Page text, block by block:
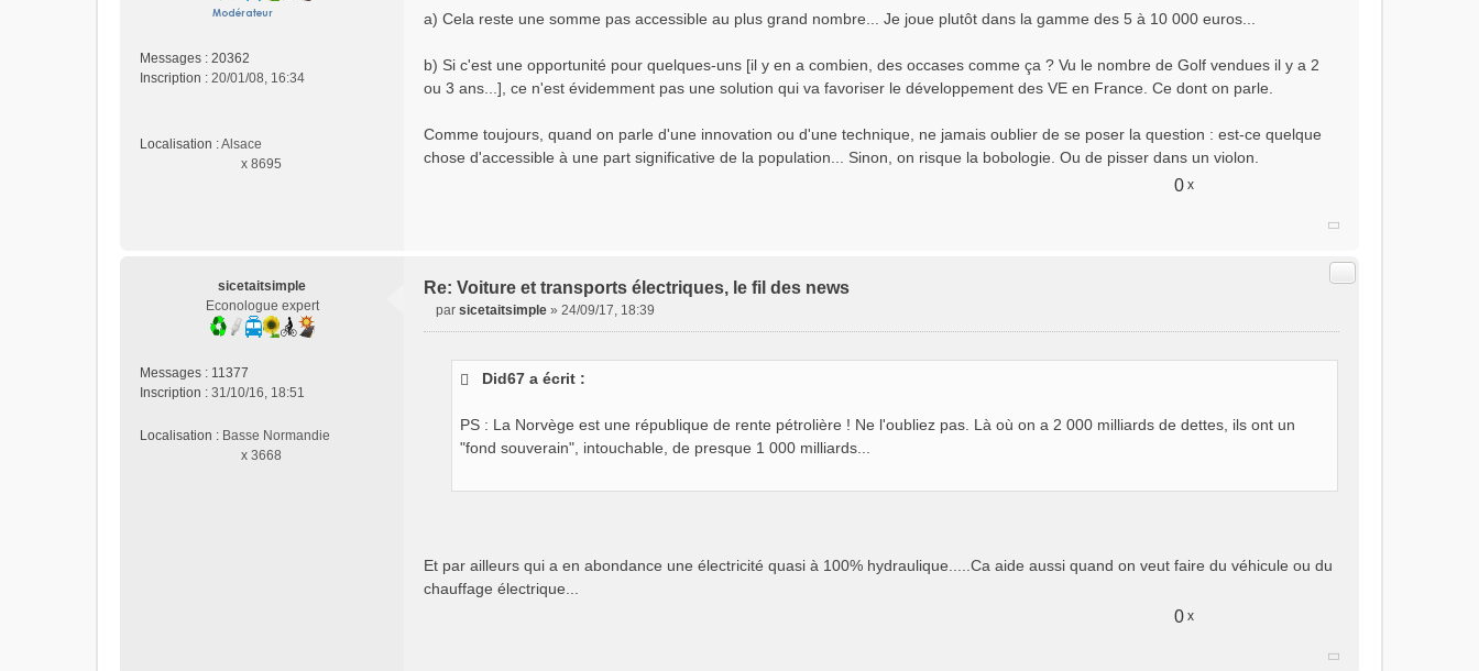
Messages : 20362
Inscription : 20/01/08, 16:34
Localisation :Alsace
x 8695
e
n
l
a) Cela reste une somme pas accessible au plus grand nombre... Je joue plutôt dans la gamme des 5 à 10 000 euros...
b) Si c'est une opportunité pour quelques-uns [il y en a combien, des occases comme ça ? Vu le nombre de Golf vendues il y a 2
ou 3 ans...], ce n'est évidemment pas une solution qui va favoriser le développement des VE en France. Ce dont on parle.
Comme toujours, quand on parle d'une innovation ou d'une technique, ne jamais oublier de se poser la question : est-ce quelque
chose d'accessible à une part significative de la population... Sinon, on risque la bobologie. Ou de pisser dans un violon.
0 x
sicetaitsimple
Econologue expert
Messages : 11377
Inscription : 31/10/16, 18:51
Localisation : Basse Normandie
x 3668
Re: Voiture et transports électriques, le fil des news
Citer
par sicetaitsimple » 24/09/17, 18:39
Did67 a écrit :
PS : La Norvège est une république de rente pétrolière ! Ne l'oubliez pas. Là où on a 2 000 milliards de dettes, ils ont un
"fond souverain", intouchable, de presque 1 000 milliards...
Et par ailleurs qui a en abondance une électricité quasi à 100% hydraulique.....Ca aide aussi quand on veut faire du véhicule ou du
chauffage électrique...
0 x